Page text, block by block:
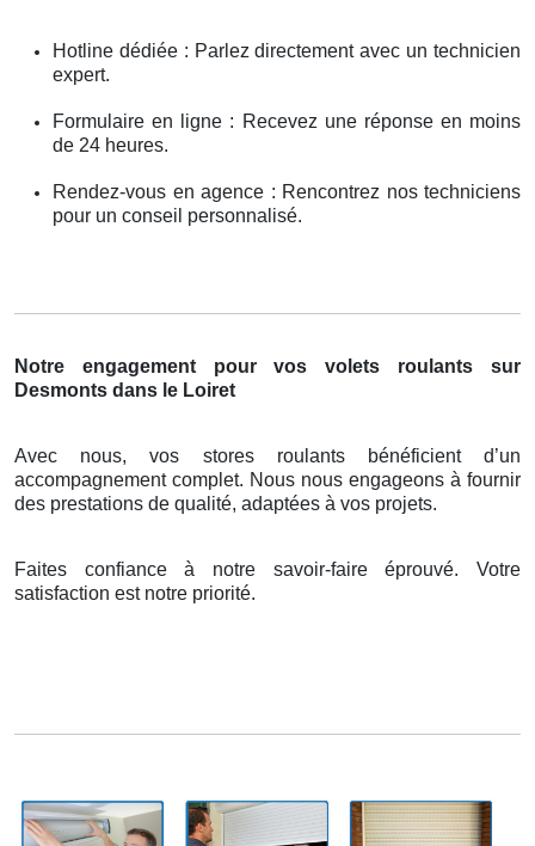
Hotline dédiée : Parlez directement avec un technicien
expert.
Formulaire en ligne : Recevez une réponse en moins
de 24 heures.
Rendez-vous en agence : Rencontrez nos techniciens
pour un conseil personnalisé.
Notre engagement pour vos volets roulants sur
Desmonts dans le Loiret
Avec nous, vos stores roulants bénéficient d’un
accompagnement complet. Nous nous engageons à fournir
des prestations de qualité, adaptées à vos projets.
Faites confiance à notre savoir-faire éprouvé. Votre
satisfaction est notre priorité.